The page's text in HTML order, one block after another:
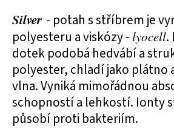
Silver - potah s stříbrem je
polyesteru a viskózy - lyocell.
dotek podobá hedvábí a
polyester, chladí jako plátno
vlna. Vyniká mimořádnou
schopností a lehkostí. Ionty
působí proti bakteriím.